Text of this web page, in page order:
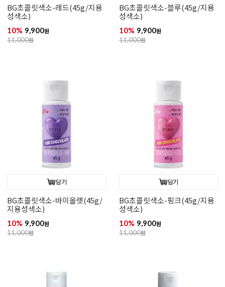
BG초콜릿색소-레드(45g/지용
성색소)
10% 9,900원
11,000원
BG초콜릿색소-블루(45g/지용
성색소)
10% 9,900원
11,000원
담기
BG초콜릿색소-바이올렛(45g/
지용성색소)
10% 9,900원
11,000원
담기
BG초콜릿색소-핑크(45g/지용
성색소)
10% 9,900원
11,000원